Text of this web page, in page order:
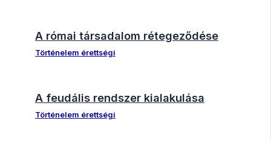
A római társadalom rétegeződése
Történelem érettségi
A feudális rendszer kialakulása
Történelem érettségi